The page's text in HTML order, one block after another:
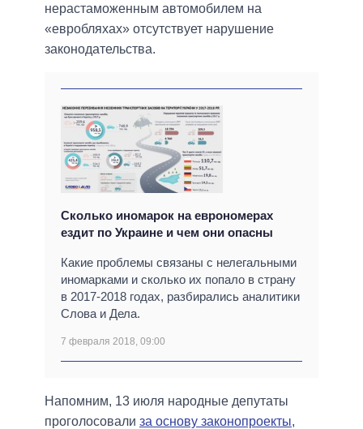
нерастаможенным автомобилем на
«евробляхах» отсутствует нарушение
законодательства.
Сколько иномарок на еврономерах
ездит по Украине и чем они опасны
Какие проблемы связаны с нелегальными
иномарками и сколько их попало в страну
в 2017-2018 годах, разбирались аналитики
Слова и Дела.
7 февраля 2018, 09:00
Напомним, 13 июля народные депутаты
проголосовали за основу законопроекты,